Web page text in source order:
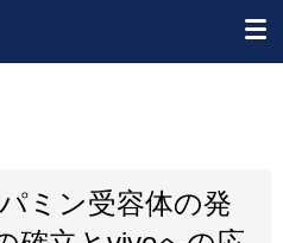
ミン受容体の発